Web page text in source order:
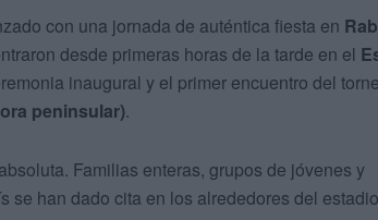
con una jornada de auténtica fiesta en
desde primeras horas de la tarde en el
inaugural y el primer encuentro del
peninsular).
Familias enteras, grupos de jóvenes y
han dado cita en los alrededores del